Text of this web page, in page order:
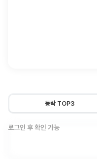
등락 TOP3
로그인 후 확인 가능